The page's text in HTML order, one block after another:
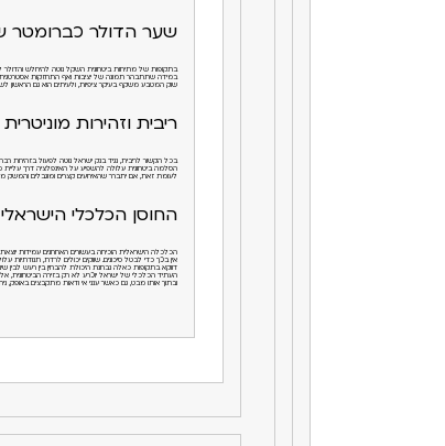
שער הדולר כברומטר
בתקופות של מתיחות ביטחונית השקל נוטה להיחלש
במידה שתתבהר תמונה של יציבות ואף התחזקות
שוק המטבע משקף בעיקר ציפיות, ולעיתים הוא גם הראשון
ריבית וזהירות מוניטרית
בכל הקשור לריבית, נגיד בנק ישראל נוטה לפעול בזהירות
הסלמה ביטחונית עלולה להשפיע על האינפלציה דרך עליית
לעומת זאת, אם יתברר שהאירועים קצרים ומוגבלים והמשק
החוסן הכלכלי הישראלי
הכלכלה הישראלית הוכיחה בעשורים האחרונים עמידות יוצאת
אין בכך כדי לבטל סיכונים. שווקים יכולים לרדת, תנודתיות
דווקא בתקופות כאלה נבחנת היכולת להבחין בין רעש לבין
העתיד הכלכלי של ישראל יוכרע לא רק בזירה הביטחונית,
ובתוך אותו מבט, גם כאשר ענני אי ודאות מתקבצים